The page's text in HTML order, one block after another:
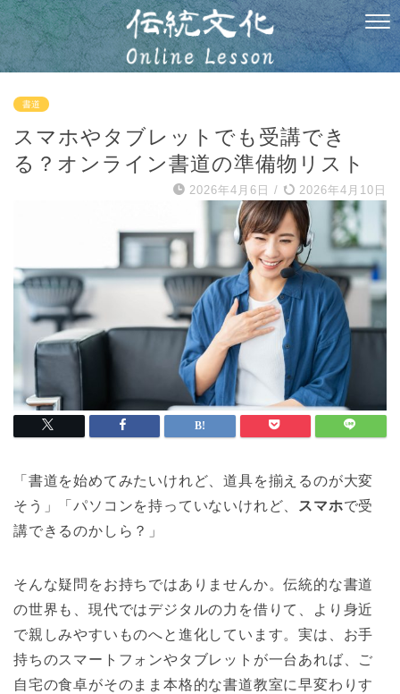
書道
スマホやタブレットでも受講でき
る？オンライン書道の準備物リスト
2026年4月6日 / 2026年4月10日
「書道を始めてみたいけれど、道具を揃えるのが大変
そう」「パソコンを持っていないけれど、 スマホで受
講できるのかしら？」
そんな疑問をお持ちではありませんか。伝統的な書道
の世界も、現代ではデジタルの力を借りて、より身近
で親しみやすいものへと進化しています。実は、お手
持ちのスマートフォンやタブレットが一台あれば、ご
自宅の食卓がそのまま本格的な書道教室に早変わりす